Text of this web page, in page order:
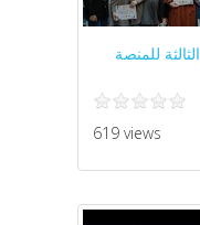
للمنصة
619 views